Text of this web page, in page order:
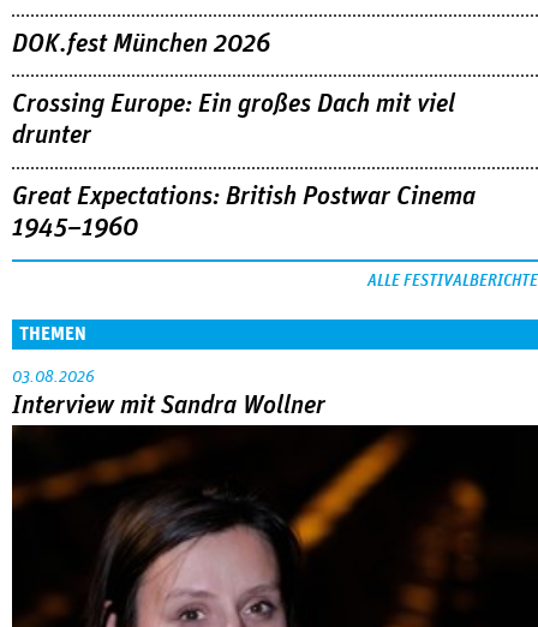
DOK.fest München 2026
Crossing Europe: Ein großes Dach mit viel
drunter
Great Expectations: British Postwar Cinema
1945–1960
ALLE FESTIVALBERICHTE
THEMEN
03.08.2026
Interview mit Sandra Wollner